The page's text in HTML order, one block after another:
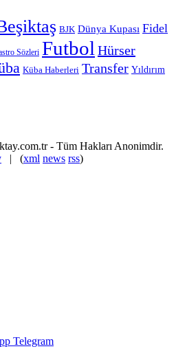
BJK Dünya Kupası Fidel
Sözleri Futbol Hürser
Küba Haberleri Transfer Yıldırım
- Tüm Hakları Anonimdir.
| (xml news rss)
Telegram